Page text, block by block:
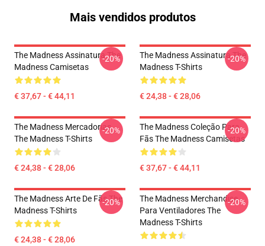
Mais vendidos produtos
The Madness Assinatura The
Madness Camisetas
€ 37,67 - € 44,11
-20%
The Madness Assinatura The
Madness T-Shirts
€ 24,38 - € 28,06
-20%
The Madness Mercadorias
The Madness T-Shirts
€ 24,38 - € 28,06
-20%
The Madness Coleção Para
Fãs The Madness Camisetas
€ 37,67 - € 44,11
-20%
The Madness Arte De Fãs The
Madness T-Shirts
€ 24,38 - € 28,06
-20%
The Madness Merchandise
Para Ventiladores The
Madness T-Shirts
-20%